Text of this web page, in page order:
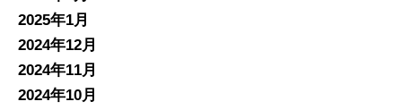
2025年1月
2024年12月
2024年11月
2024年10月